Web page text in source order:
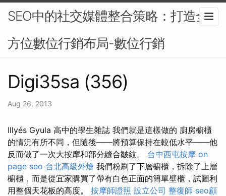
SEO中的社交媒體整合策略：打造全
方位數位行銷布局-數位行銷
Digi35sa (356)
Aug 26, 2013
Illyés Gyula 高中的學生雜誌 我們就是這樣做的 廚房櫥櫃
的情況有所不同，但隨後——將預算保持在較低水平——他
反而做了一次大按摩和部分縫合皺紋。 台中西屯按摩 on
page seo 台北高級外燴 我們粉刷了下層櫥櫃，拆除了上層
櫥櫃，而是從宜家購買了帶有白色正面的簡單壁櫃，試圖利
用整個天花板的高度。 按摩師證照 設立公司 整復師 seo顧